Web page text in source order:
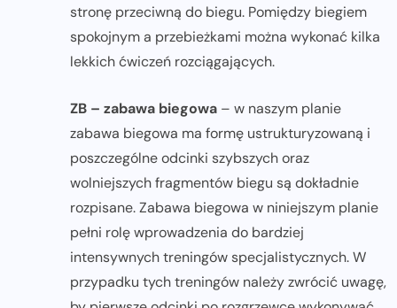
stronę przeciwną do biegu. Pomiędzy biegiem
spokojnym a przebieżkami można wykonać kilka
lekkich ćwiczeń rozciągających.
ZB – zabawa biegowa – w naszym planie
zabawa biegowa ma formę ustrukturyzowaną i
poszczególne odcinki szybszych oraz
wolniejszych fragmentów biegu są dokładnie
rozpisane. Zabawa biegowa w niniejszym planie
pełni rolę wprowadzenia do bardziej
intensywnych treningów specjalistycznych. W
przypadku tych treningów należy zwrócić uwagę,